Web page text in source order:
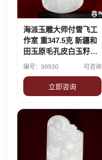
海派玉雕大师付雪飞工
作室 重347.5克 新疆和
田玉原毛孔皮白玉籽玉
摆件 关帝圣君
编号：99930 可咨询
立即咨询